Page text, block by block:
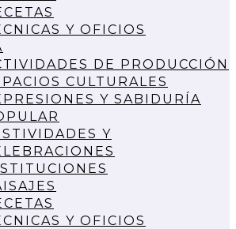
Y OFICIOS
DE PRODUCCIÓN
CULTURALES
Y SABIDURÍA
Y
Y OFICIOS